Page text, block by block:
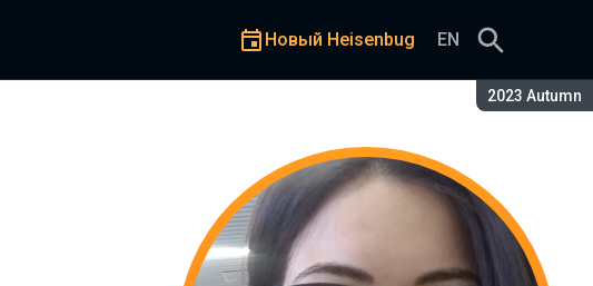
Сезон:
2023 Autumn
Новый Heisenbug EN